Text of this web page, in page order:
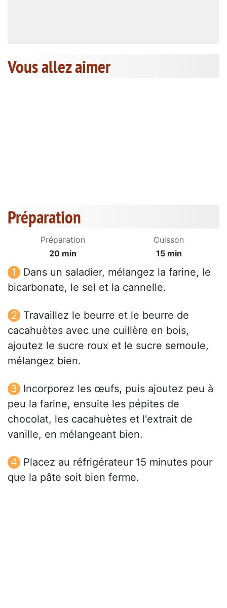
Vous allez aimer
Préparation
Préparation
20 min
Cuisson
15 min
Dans un saladier, mélangez la farine, le
bicarbonate, le sel et la cannelle.
Travaillez le beurre et le beurre de
cacahuètes avec une cuillère en bois,
ajoutez le sucre roux et le sucre semoule,
mélangez bien.
Incorporez les œufs, puis ajoutez peu à
peu la farine, ensuite les pépites de
chocolat, les cacahuètes et l'extrait de
vanille, en mélangeant bien.
Placez au réfrigérateur 15 minutes pour
que la pâte soit bien ferme.